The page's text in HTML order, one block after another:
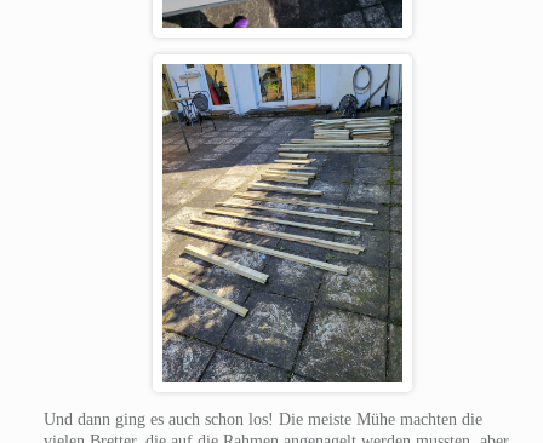
Und dann ging es auch schon los! Die meiste Mühe machten die